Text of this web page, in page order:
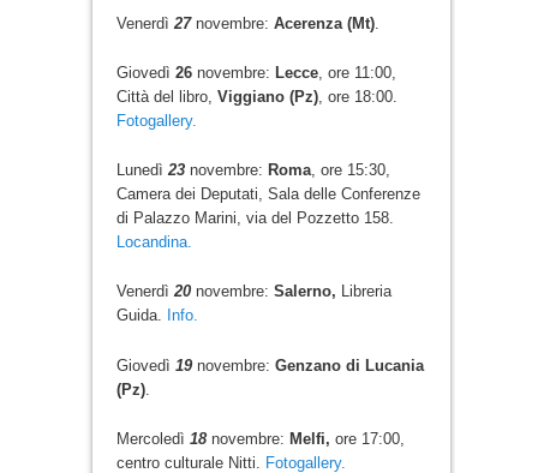
Venerdì27novembre: Acerenza (Mt).
Giovedì 26novembre: Lecce, ore 11:00,
Città del libro, Viggiano (Pz), ore 18:00.
Fotogallery.
Lunedì23novembre: Roma, ore 15:30,
Camera dei Deputati, Sala delle Conferenze
di Palazzo Marini, via del Pozzetto 158.
Locandina.
Venerdì20novembre: Salerno, Libreria
Guida. Info.
Giovedì 19novembre: Genzano di Lucania
(Pz).
Mercoledì 18novembre: Melfi, ore 17:00,
centro culturale Nitti. Fotogallery.